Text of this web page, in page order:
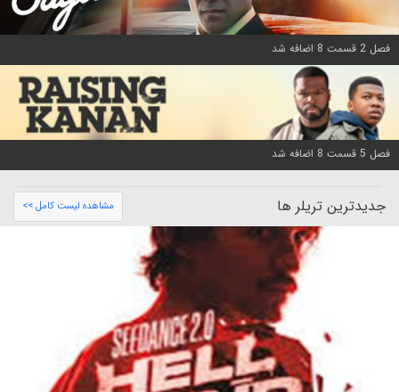
فصل 2 قسمت 8 اضافه شد
فصل 5 قسمت 8 اضافه شد
جدیدترین تریلر ها مشاهده لیست کامل >>